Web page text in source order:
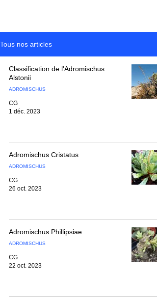
Tous nos articles
Classification de l'Adromischus
Alstonii
ADROMISCHUS
CG
1 déc. 2023
Adromischus Cristatus
ADROMISCHUS
CG
26 oct. 2023
Adromischus Phillipsiae
ADROMISCHUS
CG
22 oct. 2023